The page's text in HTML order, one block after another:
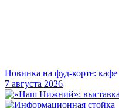
Новинка на фуд-корте:
7 августа 2026